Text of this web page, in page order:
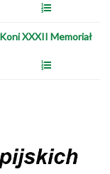
XXXII Memoriał